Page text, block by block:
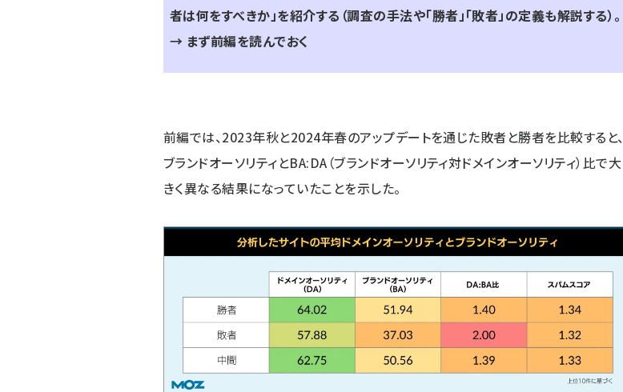
者は何をすべきか」を紹介する（調査の手法や「勝者」「敗者」の定義も解説する）。
→ まず前編を読んでおく
前編では、2023年秋と2024年春のアップデートを通じた敗者と勝者を比較すると、
ブランドオーソリティとBA:DA（ブランドオーソリティ対ドメインオーソリティ）比で大
きく異なる結果になっていたことを示した。